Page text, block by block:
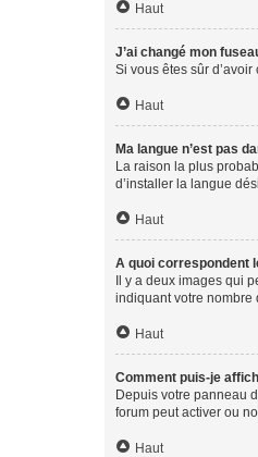
Haut
J’ai changé mon
Si vous êtes sûr
Haut
Ma langue n’est pas
La raison la plus
d’installer la langue
Haut
A quoi correspondent
Il y a deux images qui
indiquant votre nombre
Haut
Comment puis-je
Depuis votre panneau
forum peut activer ou
Haut